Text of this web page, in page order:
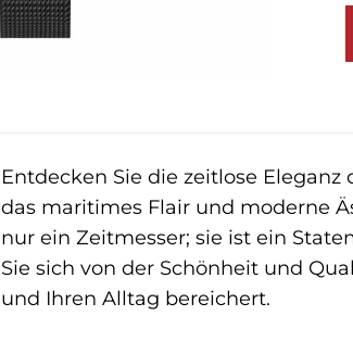
Entdecken Sie die zeitlose Eleganz
das maritimes Flair und moderne
nur ein Zeitmesser; sie ist ein
Sie sich von der Schönheit und
und Ihren Alltag bereichert.